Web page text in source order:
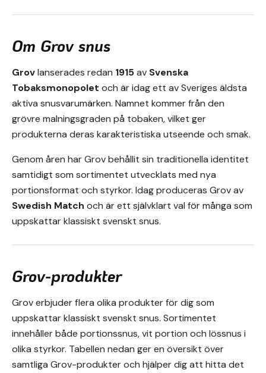
Om Grov snus
Grovlanserades redan 1915av Svenska
Tobaksmonopolet och är idag ett av Sveriges äldsta
aktiva snusvarumärken. Namnet kommer från den
grövre malningsgraden på tobaken, vilket ger
produkterna deras karakteristiska utseende och smak.
Genom åren har Grov behållit sin traditionella identitet
samtidigt som sortimentet utvecklats med nya
portionsformat och styrkor. Idag produceras Grov av
Swedish Match och är ett självklart val för många som
uppskattar klassiskt svenskt snus.
Grov-produkter
Grov erbjuder flera olika produkter för dig som
uppskattar klassiskt svenskt snus. Sortimentet
innehåller både portionssnus, vit portion och lössnus i
olika styrkor. Tabellen nedan ger en översikt över
samtliga Grov-produkter och hjälper dig att hitta det